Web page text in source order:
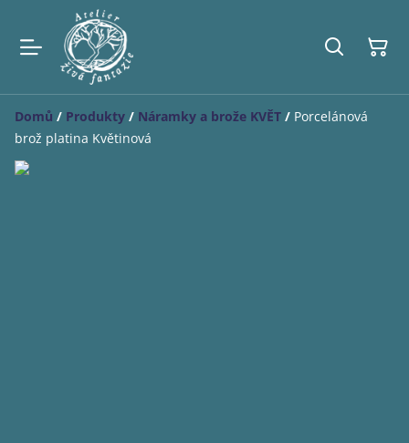
Domů / Produkty / Náramky a brože KVĚT / Porcelánová
brož platina Květinová